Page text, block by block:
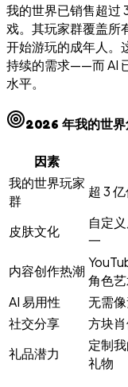
我的世界已销售超过
戏。其玩家群覆盖所
开始游玩的成年人。
持续的需求——而 AI
水平。
2026 年我的世
因素
我的世界玩家
群
超 3
皮肤文化
自定
一
内容创作热潮
角色
AI 易用性
无需
社交分享
方块
礼品潜力
定制
礼物